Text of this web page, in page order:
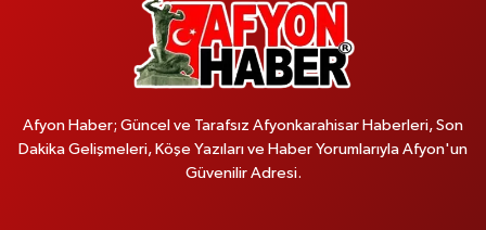
Afyon Haber; Güncel ve Tarafsız Afyonkarahisar Haberleri, Son
Dakika Gelişmeleri, Köşe Yazıları ve Haber Yorumlarıyla Afyon'un
Güvenilir Adresi.